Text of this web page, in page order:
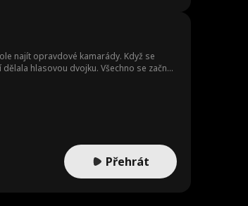
najít opravdové kamarády. Když se
hlasovou dvojku. Všechno se začne
Přehrát